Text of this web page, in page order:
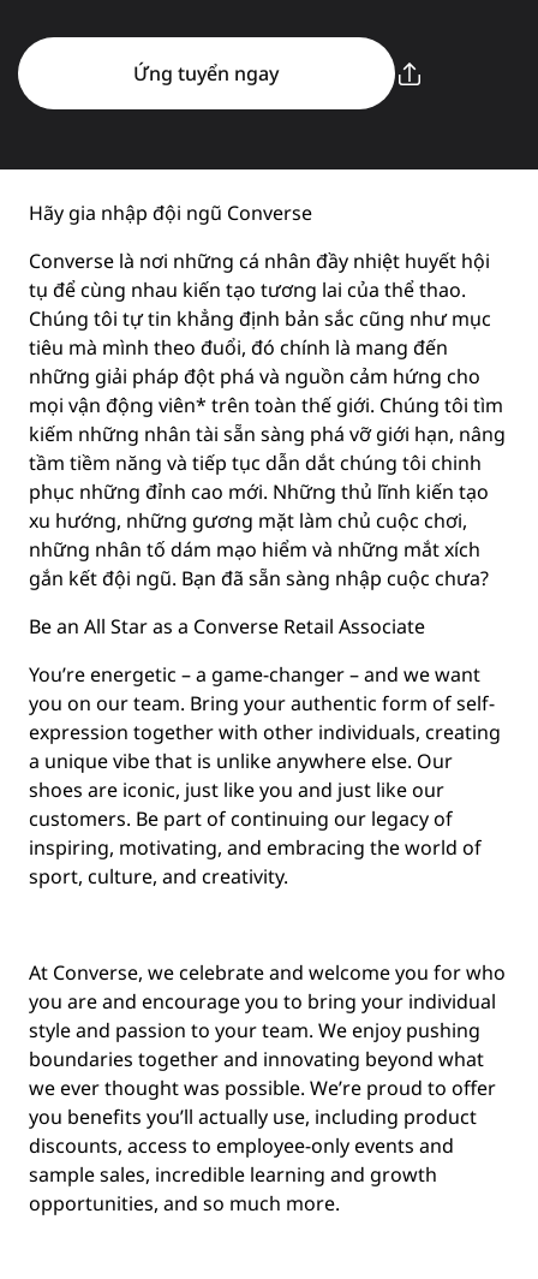
Ứng tuyển ngay
Hãy gia nhập đội ngũ Converse
Converse là nơi những cá nhân đầy nhiệt huyết hội
tụ để cùng nhau kiến tạo tương lai của thể thao.
Chúng tôi tự tin khẳng định bản sắc cũng như mục
tiêu mà mình theo đuổi, đó chính là mang đến
những giải pháp đột phá và nguồn cảm hứng cho
mọi vận động viên* trên toàn thế giới. Chúng tôi tìm
kiếm những nhân tài sẵn sàng phá vỡ giới hạn, nâng
tầm tiềm năng và tiếp tục dẫn dắt chúng tôi chinh
phục những đỉnh cao mới. Những thủ lĩnh kiến tạo
xu hướng, những gương mặt làm chủ cuộc chơi,
những nhân tố dám mạo hiểm và những mắt xích
gắn kết đội ngũ. Bạn đã sẵn sàng nhập cuộc chưa?
Be an All Star as a Converse Retail Associate
You’re energetic – a game-changer – and we want
you on our team. Bring your authentic form of self-
expression together with other individuals, creating
a unique vibe that is unlike anywhere else. Our
shoes are iconic, just like you and just like our
customers. Be part of continuing our legacy of
inspiring, motivating, and embracing the world of
sport, culture, and creativity.
At Converse, we celebrate and welcome you for who
you are and encourage you to bring your individual
style and passion to your team. We enjoy pushing
boundaries together and innovating beyond what
we ever thought was possible. We’re proud to offer
you benefits you’ll actually use, including product
discounts, access to employee-only events and
sample sales, incredible learning and growth
opportunities, and so much more.